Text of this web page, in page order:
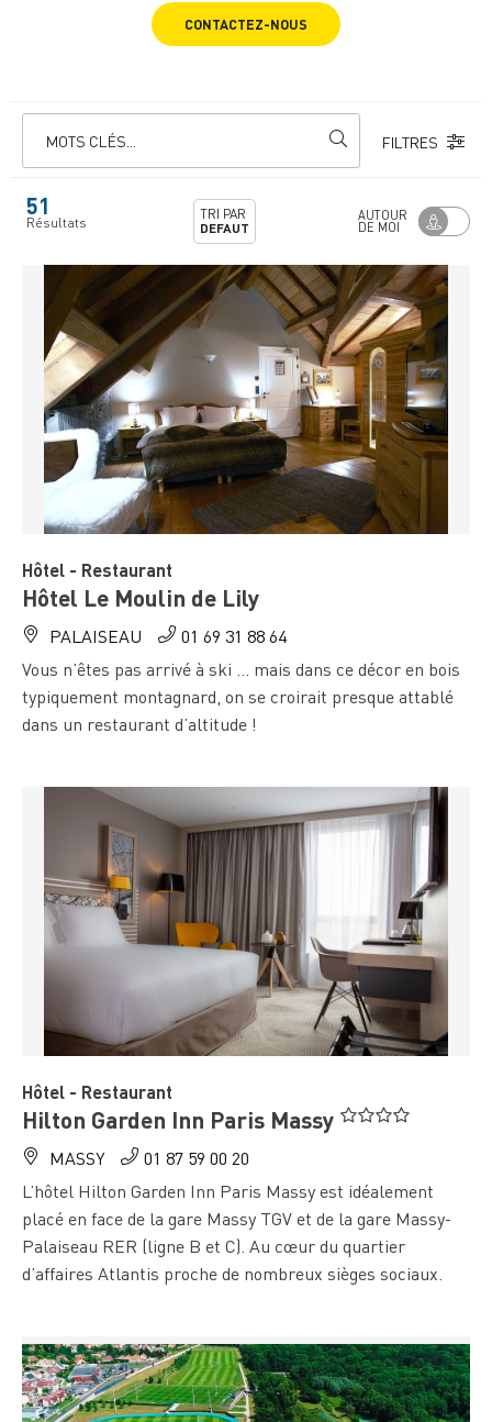
CONTACTEZ-NOUS
MOTS CLÉS... FILTRES
51
Résultats
TRI PAR
DEFAUT
AUTOUR
DE MOI
Hôtel - Restaurant
Hôtel Le Moulin de Lily
PALAISEAU
01 69 31 88 64
Vous n’êtes pas arrivé à ski … mais dans ce décor en bois
typiquement montagnard, on se croirait presque attablé
dans un restaurant d’altitude !
Hôtel - Restaurant
Hilton Garden Inn Paris Massy
MASSY
01 87 59 00 20
L’hôtel Hilton Garden Inn Paris Massy est idéalement
placé en face de la gare Massy TGV et de la gare Massy-
Palaiseau RER (ligne B et C). Au cœur du quartier
d’affaires Atlantis proche de nombreux sièges sociaux.